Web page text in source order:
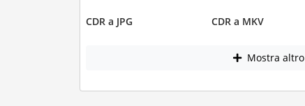
CDR a JPG CDR a MKV
Mostra altro